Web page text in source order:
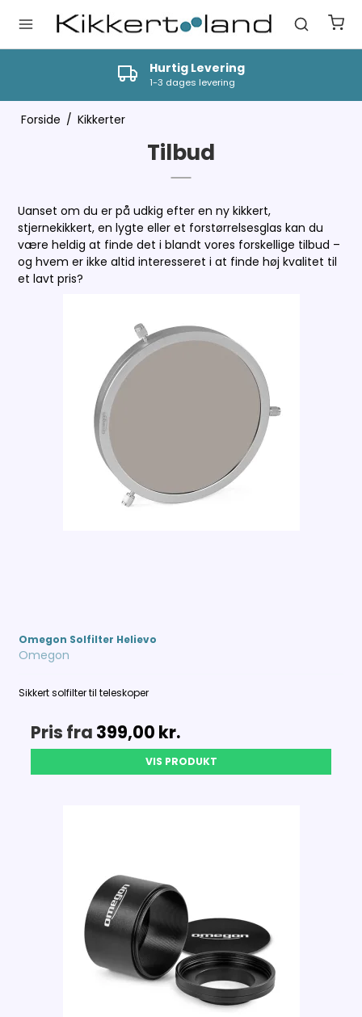
Hurtig Levering
1-3 dages levering
Forside / Kikkerter
Tilbud
Uanset om du er på udkig efter en ny kikkert,
stjernekikkert, en lygte eller et forstørrelsesglas kan du
være heldig at finde det i blandt vores forskellige tilbud –
og hvem er ikke altid interesseret i at finde høj kvalitet til
et lavt pris?
Omegon Solfilter Helievo
Omegon
Sikkert solfilter til teleskoper
Pris fra 399,00 kr.
VIS PRODUKT